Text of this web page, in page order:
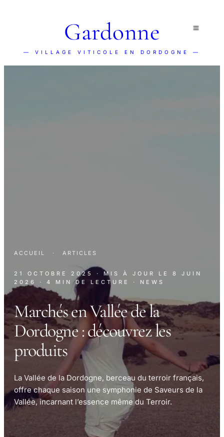
Gardonne
— VILLAGE VITICOLE EN DORDOGNE —
ACCUEIL · ARTICLES
21 OCTOBRE 2025 · MIS À JOUR LE 8 JUIN
2026
· 4 MIN DE LECTURE · NEWS
Marchés en Vallée de la
Dordogne : découvrez les
produits
La Vallée de la Dordogne, berceau du terroir français,
offre chaque saison une symphonie de Saveurs de la
Vallée, incarnant l’essence même du Terroir.